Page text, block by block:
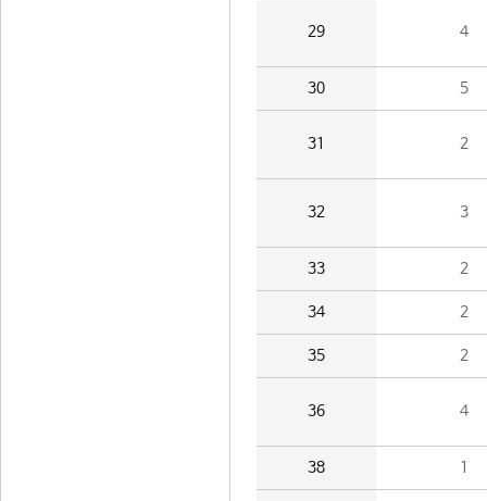
29 4
30 5
31 2
32 3
33 2
34 2
35 2
36 4
38 1